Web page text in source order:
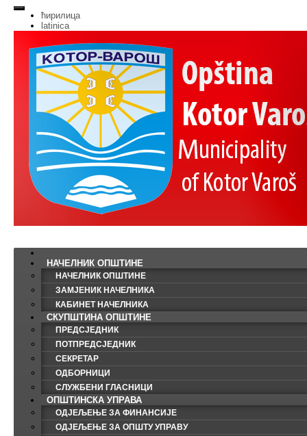
ћирилица
latinica
НАЧЕЛНИК ОПШТИНЕ
НАЧЕЛНИК ОПШТИНЕ
ЗАМЈЕНИК НАЧЕЛНИКА
КАБИНЕТ НАЧЕЛНИКА
СКУПШТИНА ОПШТИНЕ
ПРЕДСЈЕДНИК
ПОТПРЕДСЈЕДНИК
СЕКРЕТАР
ОДБОРНИЦИ
СЛУЖБЕНИ ГЛАСНИЦИ
ОПШТИНСКА УПРАВА
ОДЈЕЉЕЊЕ ЗА ФИНАНСИЈЕ
ОДЈЕЉЕЊЕ ЗА ОПШТУ УПРАВУ